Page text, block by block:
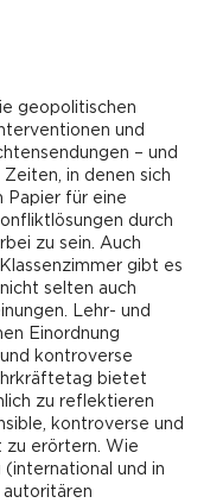
geopolitischen
und
– und
in denen sich
Papier für eine
durch
zu sein. Auch
gibt es
selten auch
Lehr- und
Einordnung
kontroverse
bietet
zu reflektieren
kontroverse und
erörtern. Wie
und in
autoritären